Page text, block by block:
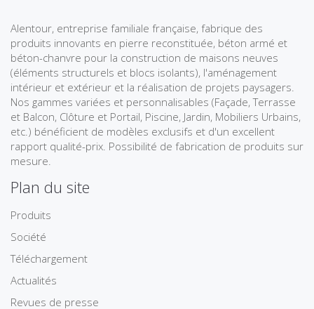
Alentour, entreprise familiale française, fabrique des
produits innovants en pierre reconstituée, béton armé et
béton-chanvre pour la construction de maisons neuves
(éléments structurels et blocs isolants), l'aménagement
intérieur et extérieur et la réalisation de projets paysagers.
Nos gammes variées et personnalisables (Façade, Terrasse
et Balcon, Clôture et Portail, Piscine, Jardin, Mobiliers Urbains,
etc.) bénéficient de modèles exclusifs et d'un excellent
rapport qualité-prix. Possibilité de fabrication de produits sur
mesure.
Plan du site
Produits
Société
Téléchargement
Actualités
Revues de presse